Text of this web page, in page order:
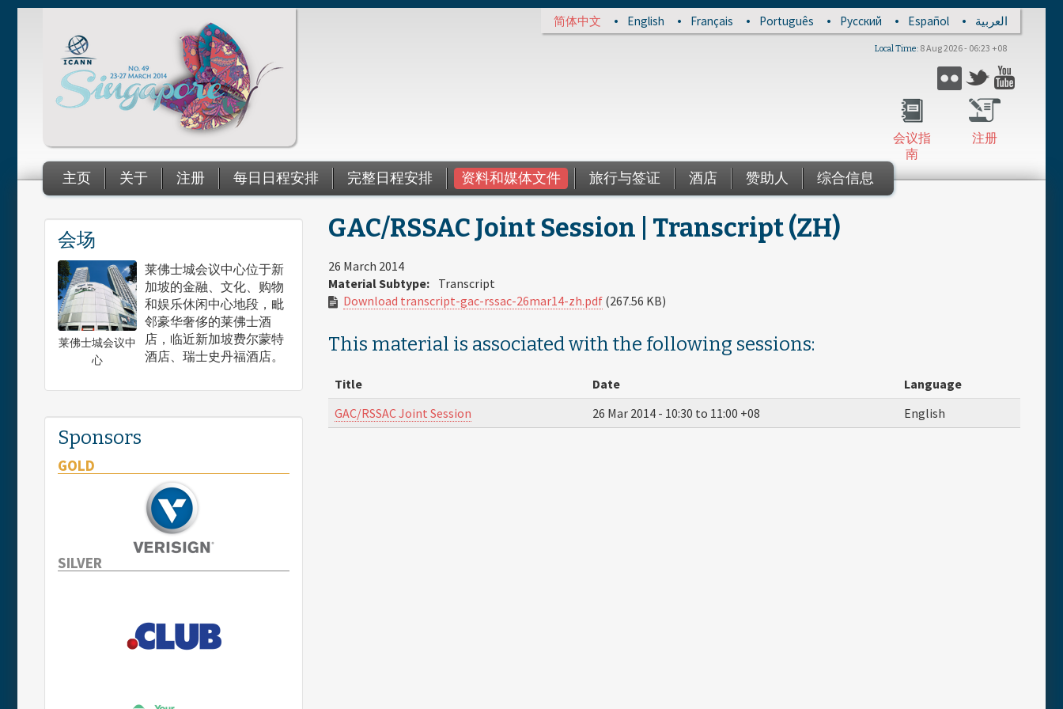
简体中文 English Français Português Русский Español العربية
Local Time 8 Aug 2026 - 06:23 +08
Flickr Twitter
注册
会议指
南
主页 关于 注册 每日日程安排 完整日程安排 资料和媒体文件 旅行与签证 酒店 赞助人 综合信息
You are here GAC/RSSAC Joint Session | Transcript (ZH)
26 March 2014
Material Subtype: Transcript
Download transcript-gac-rssac-26mar14-zh.pdf (267.56 KB)
This material is associated with the following sessions:
Title Date
Language
GAC/RSSAC Joint Session
26 Mar 2014 - 10:30 to 11:00 +08 English
会场
莱佛士城会议中
心
莱佛士城会议中心位于新
加坡的金融、文化、购物
和娱乐休闲中心地段，毗
邻豪华奢侈的莱佛士酒
店，临近新加坡费尔蒙特
酒店、瑞士史丹福酒店。
Sponsors
GOLD
SILVER